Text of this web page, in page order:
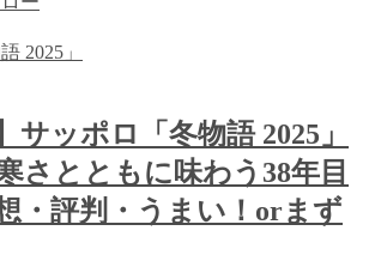
サッポロ「冬物語 2025」
さとともに味わう38年目
・評判・うまい！orまず